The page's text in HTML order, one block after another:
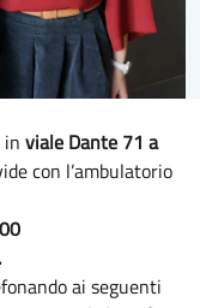
in viale Dante 71 a
con l’ambulatorio
ai seguenti